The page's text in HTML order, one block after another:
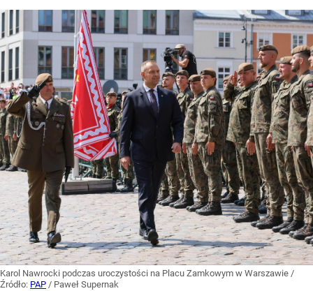
Karol Nawrocki podczas uroczystości na Placu Zamkowym w Warszawie /
Źródło: PAP / Paweł Supernak